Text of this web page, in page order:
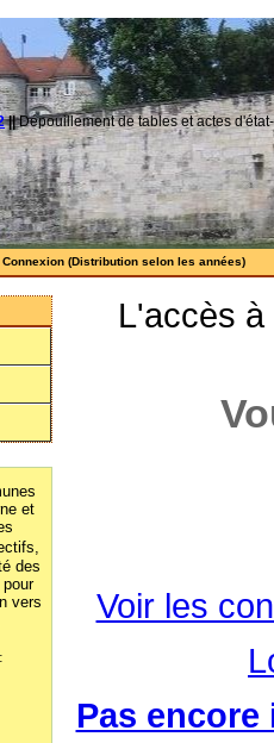
||Dépouillement de tables et actes
Connexion (Distribution selon les années)
et
des
vers
L'accès
Voir les
Pas